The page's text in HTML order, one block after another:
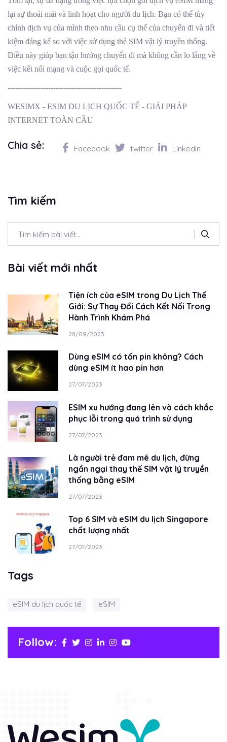
lại sự thoải mái và linh hoạt cho người du lịch. Bạn có thể tùy
chỉnh dịch vụ của mình theo nhu cầu cụ thể của chuyến đi và tiết
kiệm đáng kể so với việc sử dụng thẻ SIM vật lý truyền thống.
Điều này giúp bạn tận hưởng chuyến đi mà không cần lo lắng về
việc kết nối mạng và cuộc gọi quốc tế.
---------------------------------------------
WESIMX - ESIM DU LỊCH QUỐC TẾ - GIẢI PHÁP
INTERNET TOÀN CẦU
Chia sẻ: Facebook twitter Linkedin
Tìm kiếm
Bài viết mới nhất
Tiện ích của eSIM trong Du Lịch Thế
Giới: Sự Thay Đổi Cách Kết Nối Trong
Hành Trình Khám Phá
28/09/2023
Dùng eSIM có tốn pin không? Cách
dùng eSIM ít hao pin hơn
27/07/2023
ESIM xu hướng đang lên và cách khắc
phục lỗi trong quá trình sử dụng
27/07/2023
Là người trẻ đam mê du lịch, đừng
ngần ngại thay thế SIM vật lý truyền
thống bằng eSIM
27/07/2023
Top 6 SIM và eSIM du lịch Singapore
chất lượng nhất
27/07/2023
Tags
eSIM du lịch quốc tế eSIM
Follow: